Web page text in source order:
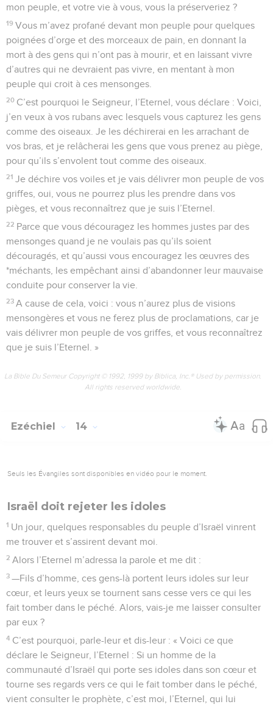
mon peuple, et votre vie à vous, vous la préserveriez ?
19 Vous m’avez profané devant mon peuple pour quelques
poignées d’orge et des morceaux de pain, en donnant la
mort à des gens qui n’ont pas à mourir, et en laissant vivre
d’autres qui ne devraient pas vivre, en mentant à mon
peuple qui croit à ces mensonges.
20 C’est pourquoi le Seigneur, l’Eternel, vous déclare : Voici,
j’en veux à vos rubans avec lesquels vous capturez les gens
comme des oiseaux. Je les déchirerai en les arrachant de
vos bras, et je relâcherai les gens que vous prenez au piège,
pour qu’ils s’envolent tout comme des oiseaux.
21 Je déchire vos voiles et je vais délivrer mon peuple de vos
griffes, oui, vous ne pourrez plus les prendre dans vos
pièges, et vous reconnaîtrez que je suis l’Eternel.
22 Parce que vous découragez les hommes justes par des
mensonges quand je ne voulais pas qu’ils soient
découragés, et qu’aussi vous encouragez les œuvres des
*méchants, les empêchant ainsi d’abandonner leur mauvaise
conduite pour conserver la vie.
23 A cause de cela, voici : vous n’aurez plus de visions
mensongères et vous ne ferez plus de proclamations, car je
vais délivrer mon peuple de vos griffes, et vous reconnaîtrez
que je suis l’Eternel. »
La Bible Du Semeur Copyright © 1992, 1999 by Biblica, Inc.® Used by permission.
All rights reserved worldwide.
Ezéchiel 14
Seuls les Évangiles sont disponibles en vidéo pour le moment.
Israël doit rejeter les idoles
1 Un jour, quelques responsables du peuple d’Israël vinrent
me trouver et s’assirent devant moi.
2 Alors l’Eternel m’adressa la parole et me dit :
3 —Fils d’homme, ces gens-là portent leurs idoles sur leur
cœur, et leurs yeux se tournent sans cesse vers ce qui les
fait tomber dans le péché. Alors, vais-je me laisser consulter
par eux ?
4 C’est pourquoi, parle-leur et dis-leur : « Voici ce que
déclare le Seigneur, l’Eternel : Si un homme de la
communauté d’Israël qui porte ses idoles dans son cœur et
tourne ses regards vers ce qui le fait tomber dans le péché,
vient consulter le prophète, c’est moi, l’Eternel, qui lui